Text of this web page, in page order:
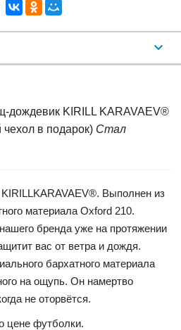
дождевик KIRILL KARAVAEV®
в подарок) Стал
Выполнен из
материала Oxford 210.
бренда уже на протяжении
вас от ветра и дождя.
бархатного материала
на ощупь. Он намертво
не оторвётся.
цене футболки.